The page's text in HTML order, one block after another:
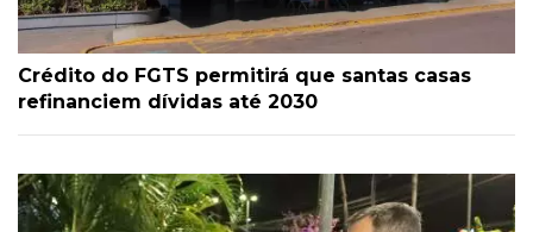
Crédito do FGTS permitirá que santas casas
refinanciem dívidas até 2030